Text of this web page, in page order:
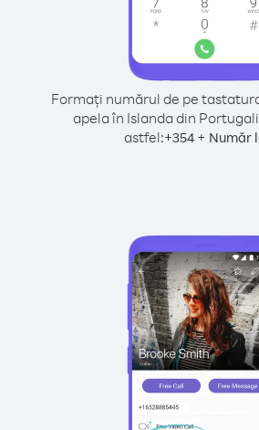
Formați numărul de pe
apela în Islanda din
astfel:+354+ Număr